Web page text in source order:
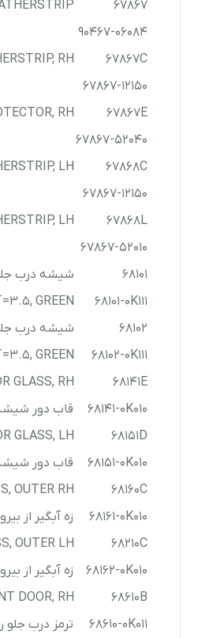
67867
90467-06084
67867C
RH
67867-12150
67867E
RH
67867-52040
67868C
LH
67867-12150
67868L
LH
67867-52010
68101
شیشه درب
68101-0K111
GREEN
68102
شیشه درب
68102-0K111
GREEN
68141E
GLASS, RH
68141-0K010
قاب دور
68151D
GLASS, LH
68151-0K010
قاب دور
68160C
OUTER RH
68161-0K010
زه آبگیر از
68210C
OUTER LH
68162-0K010
زه آبگیر از
68610B
DOOR, RH
68610-0K011
ترمز درب جلو